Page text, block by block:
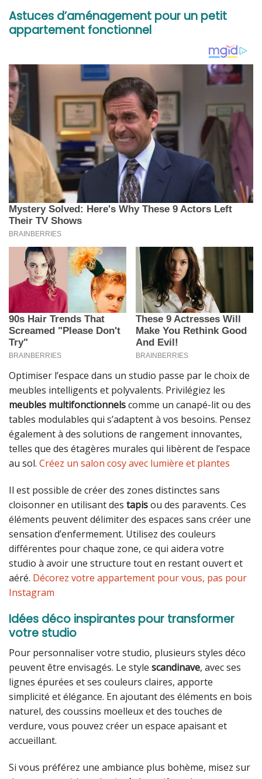
Astuces d’aménagement pour un petit
appartement fonctionnel
Optimiser l’espace dans un studio passe par le choix de
meubles intelligents et polyvalents. Privilégiez les
meubles multifonctionnelscomme un canapé-lit ou des
tables modulables qui s’adaptent à vos besoins. Pensez
également à des solutions de rangement innovantes,
telles que des étagères murales qui libèrent de l’espace
au sol. Créez un salon cosy avec lumière et plantes
Il est possible de créer des zones distinctes sans
cloisonner en utilisant des tapisou des paravents. Ces
éléments peuvent délimiter des espaces sans créer une
sensation d’enfermement. Utilisez des couleurs
différentes pour chaque zone, ce qui aidera votre
studio à avoir une structure tout en restant ouvert et
aéré. Décorez votre appartement pour vous, pas pour
Instagram
Idées déco inspirantes pour transformer
votre studio
Pour personnaliser votre studio, plusieurs styles déco
peuvent être envisagés. Le style scandinave, avec ses
lignes épurées et ses couleurs claires, apporte
simplicité et élégance. En ajoutant des éléments en bois
naturel, des coussins moelleux et des touches de
verdure, vous pouvez créer un espace apaisant et
accueillant.
Si vous préférez une ambiance plus bohème, misez sur